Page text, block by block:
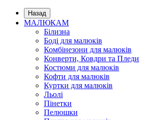
Назад
МАЛЮКАМ
Білизна
Боді для малюків
Комбінезони для малюків
Конверти, Ковдри та Пледи
Костюми для малюків
Кофти для малюків
Куртки для малюків
Льолі
Пінетки
Пелюшки